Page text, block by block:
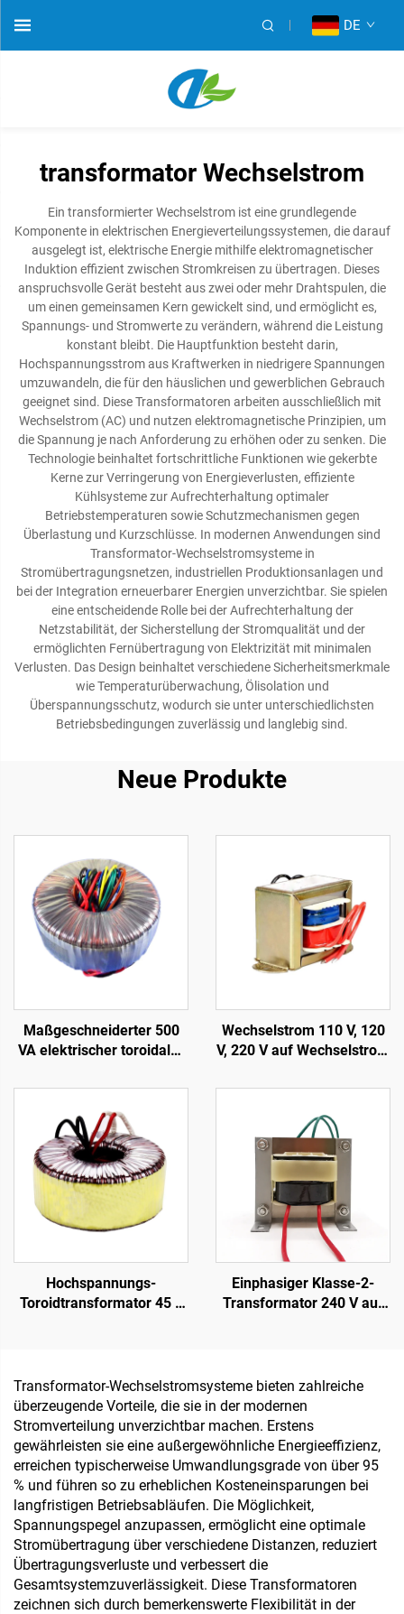
DE
transformator Wechselstrom
Ein transformierter Wechselstrom ist eine grundlegende
Komponente in elektrischen Energieverteilungssystemen, die darauf
ausgelegt ist, elektrische Energie mithilfe elektromagnetischer
Induktion effizient zwischen Stromkreisen zu übertragen. Dieses
anspruchsvolle Gerät besteht aus zwei oder mehr Drahtspulen, die
um einen gemeinsamen Kern gewickelt sind, und ermöglicht es,
Spannungs- und Stromwerte zu verändern, während die Leistung
konstant bleibt. Die Hauptfunktion besteht darin,
Hochspannungsstrom aus Kraftwerken in niedrigere Spannungen
umzuwandeln, die für den häuslichen und gewerblichen Gebrauch
geeignet sind. Diese Transformatoren arbeiten ausschließlich mit
Wechselstrom (AC) und nutzen elektromagnetische Prinzipien, um
die Spannung je nach Anforderung zu erhöhen oder zu senken. Die
Technologie beinhaltet fortschrittliche Funktionen wie gekerbte
Kerne zur Verringerung von Energieverlusten, effiziente
Kühlsysteme zur Aufrechterhaltung optimaler
Betriebstemperaturen sowie Schutzmechanismen gegen
Überlastung und Kurzschlüsse. In modernen Anwendungen sind
Transformator-Wechselstromsysteme in
Stromübertragungsnetzen, industriellen Produktionsanlagen und
bei der Integration erneuerbarer Energien unverzichtbar. Sie spielen
eine entscheidende Rolle bei der Aufrechterhaltung der
Netzstabilität, der Sicherstellung der Stromqualität und der
ermöglichten Fernübertragung von Elektrizität mit minimalen
Verlusten. Das Design beinhaltet verschiedene Sicherheitsmerkmale
wie Temperaturüberwachung, Ölisolation und
Überspannungsschutz, wodurch sie unter unterschiedlichsten
Betriebsbedingungen zuverlässig und langlebig sind.
Neue Produkte
Maßgeschneiderter 500
VA elektrischer toroidaler
Audioverstärker Klasse h,
toroider
Leistungsverstärker
Wechselstrom 110 V, 120
V, 220 V auf Wechselstrom
V einphasiger EI-
Hochspannungs-
Toroidtransformator 45 0
220 V, 80 V Transformator
Einphasiger Klasse-2-
Transformator 240 V auf
Transformator-Wechselstromsysteme bieten zahlreiche
überzeugende Vorteile, die sie in der modernen
Stromverteilung unverzichtbar machen. Erstens
gewährleisten sie eine außergewöhnliche Energieeffizienz,
erreichen typischerweise Umwandlungsgrade von über 95
% und führen so zu erheblichen Kosteneinsparungen bei
langfristigen Betriebsabläufen. Die Möglichkeit,
Spannungspegel anzupassen, ermöglicht eine optimale
Stromübertragung über verschiedene Distanzen, reduziert
Übertragungsverluste und verbessert die
Gesamtsystemzuverlässigkeit. Diese Transformatoren
zeichnen sich durch bemerkenswerte Flexibilität in der